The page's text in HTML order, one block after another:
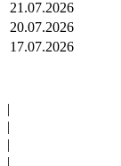
21.07.2026
20.07.2026
17.07.2026
|
|
|
|